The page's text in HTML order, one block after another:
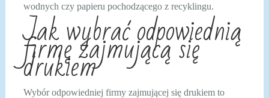
wodnych czy papieru pochodzącego z recyklingu.
Jak wybrać odpowiednią
firmę zajmującą się
drukiem
Wybór odpowiedniej firmy zajmującej się drukiem to